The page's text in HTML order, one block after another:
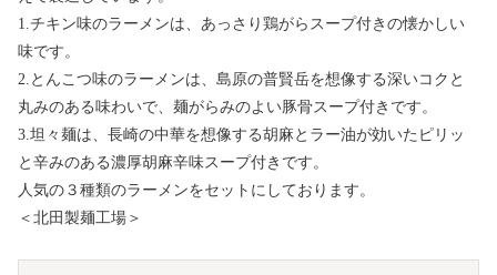
1.チキン味のラーメンは、あっさり鶏がらスープ付きの懐かしい
味です。
2.とんこつ味のラーメンは、島原の普賢岳を想像する深いコクと
丸みのある味わいで、麺がらみのよい豚骨スープ付きです。
3.坦々麺は、長崎の中華を想像する胡麻とラー油が効いたピリッ
と辛みのある濃厚胡麻辛味スープ付きです。
人気の３種類のラーメンをセットにしております。
＜北田製麺工場＞